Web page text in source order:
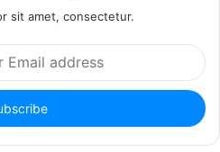
sit amet, consectetur.